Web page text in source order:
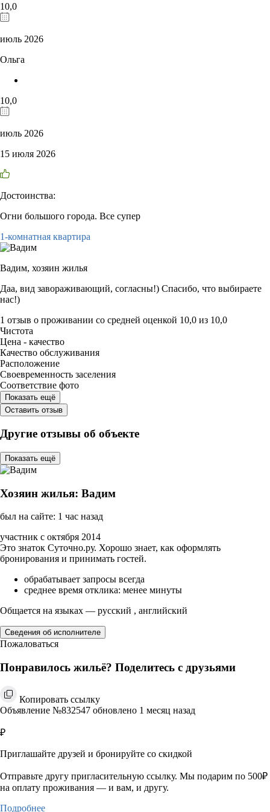
10,0
июль 2026
Ольга
10,0
июль 2026
15 июля 2026
Достоинства:
Огни большого города. Все супер
1-комнатная квартира
Вадим, хозяин жилья
Даа, вид завораживающий, согласны!) Спасибо, что выбираете
нас!)
1 отзыв о проживании со средней оценкой 10,0 из 10,0
Чистота
Цена - качество
Качество обслуживания
Расположение
Своевременность заселения
Соответствие фото
Показать ещё
Оставить отзыв
Другие отзывы об объекте
Показать ещё
Хозяин жилья: Вадим
был на сайте: 1 час назад
участник с октября 2014
Это знаток Суточно.ру. Хорошо знает, как оформлять
бронирования и принимать гостей.
обрабатывает запросы всегда
среднее время отклика: менее минуты
Общается на языках — русский , английский
Сведения об исполнителе
Пожаловаться
Понравилось жильё? Поделитесь с друзьями
Копировать ссылку
Объявление №832547 обновлено 1 месяц назад
₽
Приглашайте друзей и бронируйте со скидкой
Отправьте другу пригласительную ссылку. Мы подарим по 500₽
на оплату проживания — и вам, и другу.
Подробнее